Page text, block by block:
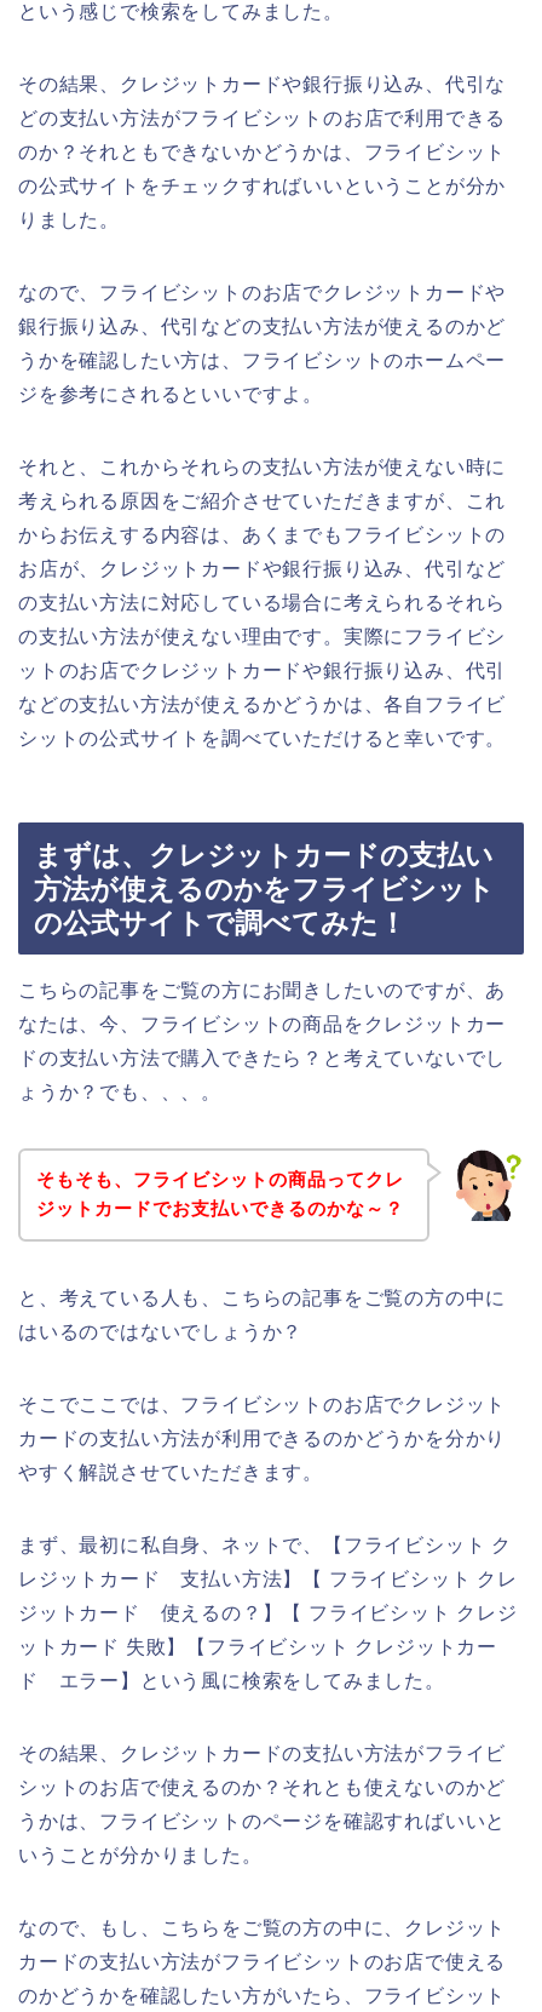
という感じで検索をしてみました。
その結果、クレジットカードや銀行振り込み、代引な
どの支払い方法がフライビシットのお店で利用できる
のか？それともできないかどうかは、フライビシット
の公式サイトをチェックすればいいということが分か
りました。
なので、フライビシットのお店でクレジットカードや
銀行振り込み、代引などの支払い方法が使えるのかど
うかを確認したい方は、フライビシットのホームペー
ジを参考にされるといいですよ。
それと、これからそれらの支払い方法が使えない時に
考えられる原因をご紹介させていただきますが、これ
からお伝えする内容は、あくまでもフライビシットの
お店が、クレジットカードや銀行振り込み、代引など
の支払い方法に対応している場合に考えられるそれら
の支払い方法が使えない理由です。実際にフライビシ
ットのお店でクレジットカードや銀行振り込み、代引
などの支払い方法が使えるかどうかは、各自フライビ
シットの公式サイトを調べていただけると幸いです。
まずは、クレジットカードの支払い
方法が使えるのかをフライビシット
の公式サイトで調べてみた！
こちらの記事をご覧の方にお聞きしたいのですが、あ
なたは、今、フライビシットの商品をクレジットカー
ドの支払い方法で購入できたら？と考えていないでし
ょうか？でも、、、。
そもそも、フライビシットの商品ってクレ
ジットカードでお支払いできるのかな～？
と、考えている人も、こちらの記事をご覧の方の中に
はいるのではないでしょうか？
そこでここでは、フライビシットのお店でクレジット
カードの支払い方法が利用できるのかどうかを分かり
やすく解説させていただきます。
まず、最初に私自身、ネットで、【フライビシット ク
レジットカード 支払い方法】【 フライビシット クレ
ジットカード 使えるの？】【 フライビシット クレジ
ットカード 失敗】【フライビシット クレジットカー
ド エラー】という風に検索をしてみました。
その結果、クレジットカードの支払い方法がフライビ
シットのお店で使えるのか？それとも使えないのかど
うかは、フライビシットのページを確認すればいいと
いうことが分かりました。
なので、もし、こちらをご覧の方の中に、クレジット
カードの支払い方法がフライビシットのお店で使える
のかどうかを確認したい方がいたら、フライビシット